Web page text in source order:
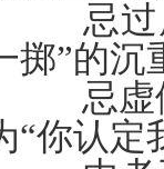
忌过度
掷”的沉
忌虚假
“你认定